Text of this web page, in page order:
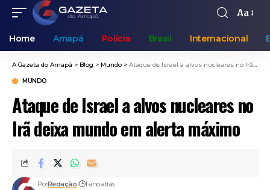
Aa
Home Amapá Polícia Brasil Internacional
A Gazeta do Amapá > Blog > Mundo > Ataque de Israel a alvos nucleares no Irã deixa mundo em alerta máximo
MUNDO
Ataque de Israel a alvos nucleares no
Irã deixa mundo em alerta máximo
PorRedação 1 ano atrás